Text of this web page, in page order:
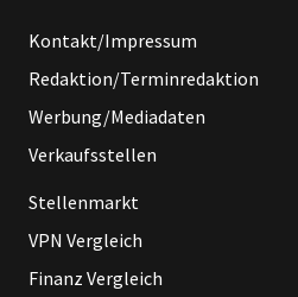
Kontakt/Impressum
Redaktion/Terminredaktion
Werbung/Mediadaten
Verkaufsstellen
Stellenmarkt
VPN Vergleich
Finanz Vergleich